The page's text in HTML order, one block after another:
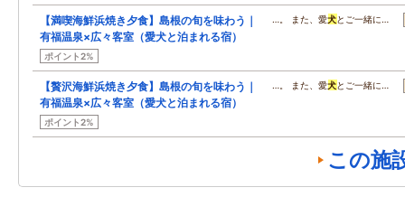
【満喫海鮮浜焼き夕食】島根の旬を味わう｜
有福温泉×広々客室（愛犬と泊まれる宿）
ポイント2%
…。 また、愛犬とご一緒に…
【贅沢海鮮浜焼き夕食】島根の旬を味わう｜
有福温泉×広々客室（愛犬と泊まれる宿）
ポイント2%
…。 また、愛犬とご一緒に…
この施